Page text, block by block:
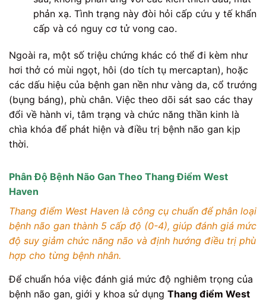
phản xạ. Tình trạng này đòi hỏi cấp cứu y tế khẩn
cấp và có nguy cơ tử vong cao.
Ngoài ra, một số triệu chứng khác có thể đi kèm như
hơi thở có mùi ngọt, hôi (do tích tụ mercaptan), hoặc
các dấu hiệu của bệnh gan nền như vàng da, cổ trướng
(bụng báng), phù chân. Việc theo dõi sát sao các thay
đổi về hành vi, tâm trạng và chức năng thần kinh là
chìa khóa để phát hiện và điều trị bệnh não gan kịp
thời.
Phân Độ Bệnh Não Gan Theo Thang Điểm West
Haven
Thang điểm West Haven là công cụ chuẩn để phân loại
bệnh não gan thành 5 cấp độ (0-4), giúp đánh giá mức
độ suy giảm chức năng não và định hướng điều trị phù
hợp cho từng bệnh nhân.
Để chuẩn hóa việc đánh giá mức độ nghiêm trọng của
bệnh não gan, giới y khoa sử dụng Thang điểm West